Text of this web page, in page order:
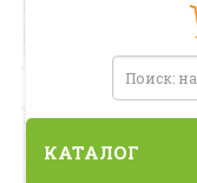
КАТАЛОГ